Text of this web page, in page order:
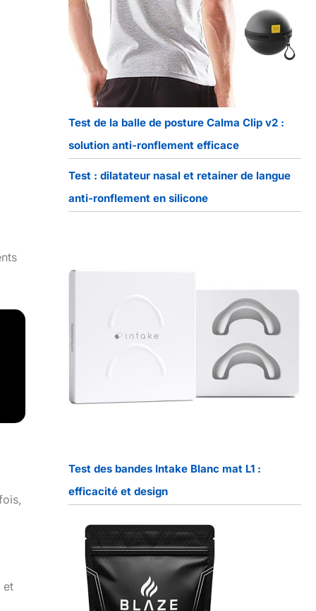
et
Test de la balle de posture Calma Clip v2 :
solution anti-ronflement efficace
Test : dilatateur nasal et retainer de langue
anti-ronflement en silicone
Test des bandes Intake Blanc mat L1 :
efficacité et design